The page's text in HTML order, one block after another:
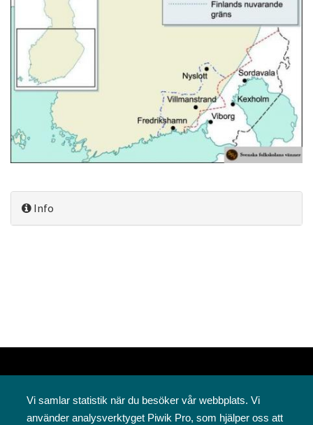
Info
Vi samlar statistik när du besöker vår webbplats. Vi
använder analysverktyget Piwik Pro, som hjälper oss att